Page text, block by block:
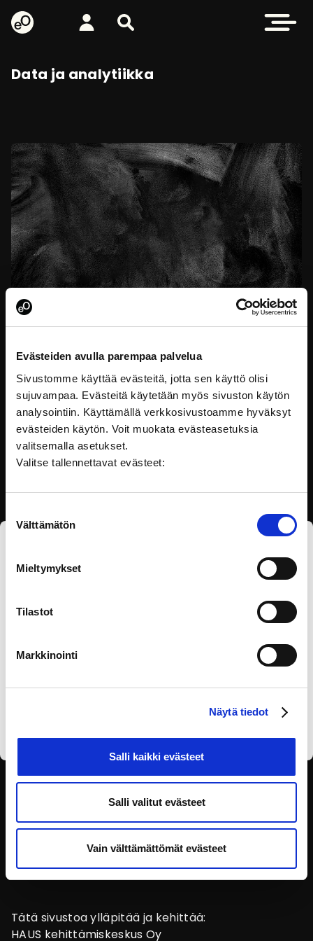
Evästeiden avulla parempaa palvelua
Sivustomme käyttää evästeitä, jotta sen käyttö olisi
sujuvampaa. Evästeitä käytetään myös sivuston käytön
analysointiin. Käyttämällä verkkosivustoamme hyväksyt
evästeiden käytön. Voit muokata evästeasetuksia
valitsemalla asetukset.
Valitse tallennettavat evästeet:
valinta
Välttämätön
Mieltymykset
Tilastot
Markkinointi
Näytä tiedot
Salli kaikki evästeet
Salli valitut evästeet
Vain välttämättömät evästeet
eOppiva - Etusivulle
Kirjaudu Etsi sivustolta Avaa
Data ja analytiikka
Tiedon visualisointi -koulutuksessa opit numeerisen
Kielet ja kirjoittaminen
Tilaa eOppivan uutiskirje
suostumukseni tietojen käsittelyyn.
SEURAA SOSIAALISESSA
MEDIASSA
Tätä sivustoa ylläpitää ja kehittää:
HAUS kehittämiskeskus Oy